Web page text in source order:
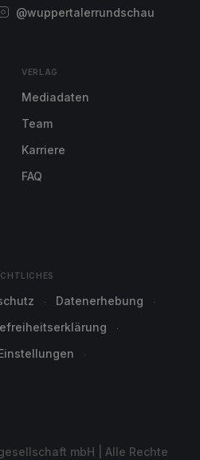
@wuppertalerrundschau
VERLAG
Mediadaten
Team
Karriere
FAQ
Datenerhebung
mbH | Alle Rechte